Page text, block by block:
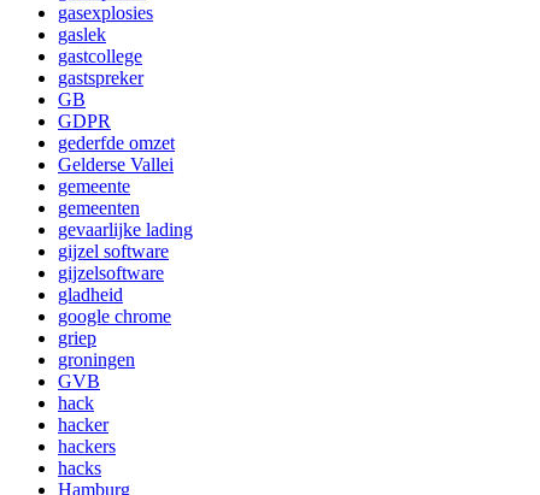
gasexplosies
gaslek
gastcollege
gastspreker
GB
GDPR
gederfde omzet
Gelderse Vallei
gemeente
gemeenten
gevaarlijke lading
gijzel software
gijzelsoftware
gladheid
google chrome
griep
groningen
GVB
hack
hacker
hackers
hacks
Hamburg